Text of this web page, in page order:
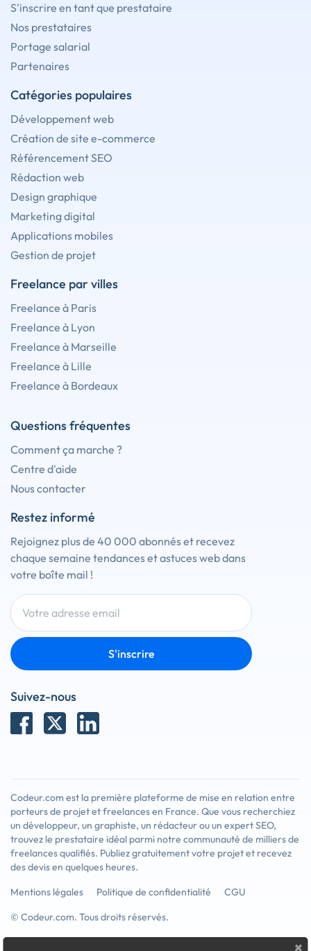
S'inscrire en tant que prestataire
Nos prestataires
Portage salarial
Partenaires
Catégories populaires
Développement web
Création de site e-commerce
Référencement SEO
Rédaction web
Design graphique
Marketing digital
Applications mobiles
Gestion de projet
Freelance par villes
Freelance à Paris
Freelance à Lyon
Freelance à Marseille
Freelance à Lille
Freelance à Bordeaux
Questions fréquentes
Comment ça marche ?
Centre d'aide
Nous contacter
Restez informé
Rejoignez plus de 40 000 abonnés et recevez
chaque semaine tendances et astuces web dans
votre boîte mail !
S'inscrire
Suivez-nous
Codeur.com est la première plateforme de mise en relation entre
porteurs de projet et freelances en France. Que vous recherchiez
un développeur, un graphiste, un rédacteur ou un expert SEO,
trouvez le prestataire idéal parmi notre communauté de milliers de
freelances qualifiés. Publiez gratuitement votre projet et recevez
des devis en quelques heures.
Mentions légales
Politique de confidentialité
CGU
© Codeur.com. Tous droits réservés.
×